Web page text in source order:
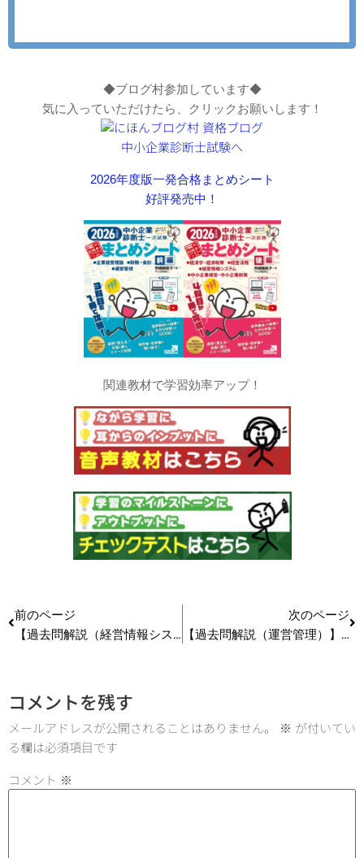
◆ブログ村参加しています◆
気に入っていただけたら、クリックお願いします！
2026年度版一発合格まとめシート
好評発売中！
関連教材で学習効率アップ！
前のページ
【過去問解説（経営情報システム）】R6 第24問 ハルシネーション #中小企業診断士試験
次のページ
【過去問解説（運営管理）】R5（再試） 第24問 修正ハフモデル #中小企業診断士試験
コメントを残す
メールアドレスが公開されることはありません。 ※ が付いてい
る欄は必須項目です
コメント ※